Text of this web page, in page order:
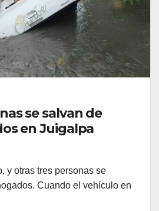
se salvan de
en Juigalpa
y otras tres personas se
Cuando el vehículo en